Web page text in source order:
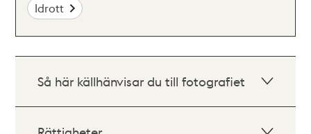
Idrott
Så här källhänvisar du till fotografiet